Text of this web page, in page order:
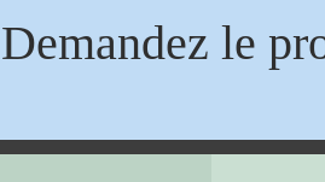
Demandez le